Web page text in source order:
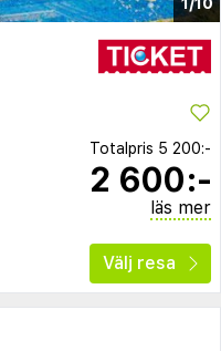
Totalpris 5 200:-
2 600:-
läs mer
Välj resa